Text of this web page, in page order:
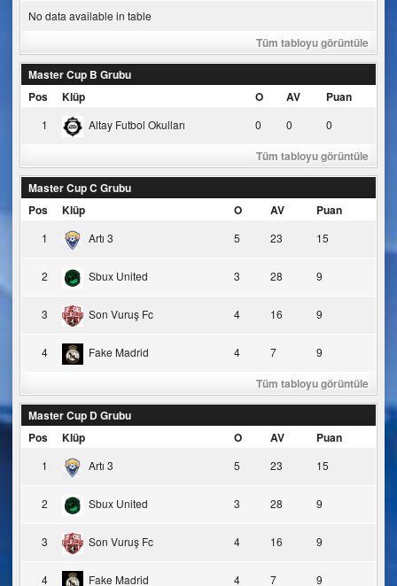
No data available in table
Tüm tabloyu görüntüle
Master Cup B Grubu
Pos
Klüp O AV Puan
1 Altay Futbol Okulları 0 0 0
Tüm tabloyu görüntüle
Master Cup C Grubu
Pos
Klüp O AV Puan
1 Artı 3 5 23 15
2 Sbux United 3 28 9
3 Son Vuruş Fc 4 16 9
4 Fake Madrid 4 7 9
Tüm tabloyu görüntüle
Master Cup D Grubu
Pos
Klüp O AV Puan
1 Artı 3 5 23 15
2 Sbux United 3 28 9
3 Son Vuruş Fc 4 16 9
4 Fake Madrid 4 7 9